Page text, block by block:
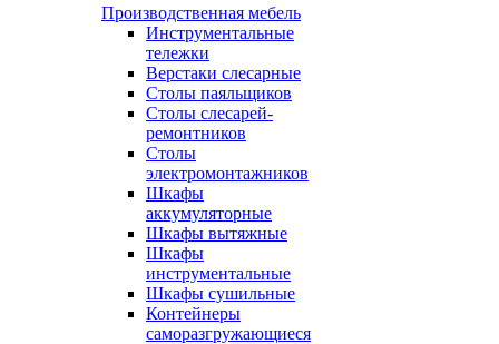
Производственная мебель
Инструментальные
тележки
Верстаки слесарные
Столы паяльщиков
Столы слесарей-
ремонтников
Столы
электромонтажников
Шкафы
аккумуляторные
Шкафы вытяжные
Шкафы
инструментальные
Шкафы сушильные
Контейнеры
саморазгружающиеся